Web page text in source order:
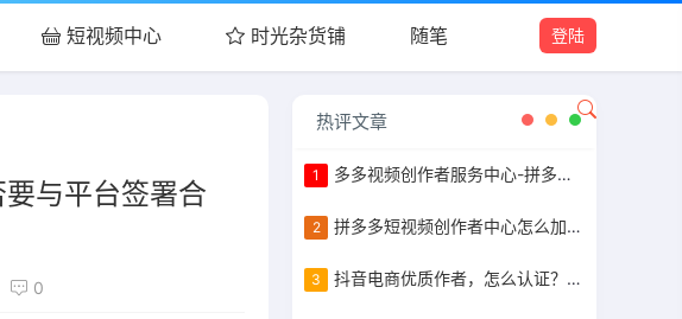
短视频中心 时光杂货铺 随笔 登陆
与平台签署合
0
热评文章
1 多多视频创作者服务中心-拼多多作者等级认证
2 拼多多短视频创作者中心怎么加入，粉丝10万以上完成任务获得现金补贴
3 抖音电商优质作者，怎么认证？认证步骤指南